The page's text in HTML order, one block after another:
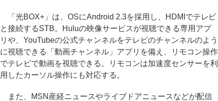
「光BOX+」は、OSにAndroid 2.3を採用し、HDMIでテレビ
と接続するSTB。Huluの映像サービスが視聴できる専用アプ
リや、YouTubeの公式チャンネルをテレビのチャンネルのよう
に視聴できる「動画チャンネル」アプリを備え、リモコン操作
でテレビで動画を視聴できる。リモコンは加速度センサーを利
用したカーソル操作にも対応する。
また、MSN産経ニュースやライブドアニュースなどが配信